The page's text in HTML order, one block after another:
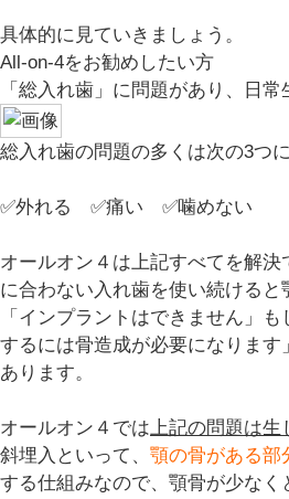
具体的に見ていきましょう。
All-on-4をお勧めしたい方
「総入れ歯」に問題があり、日
総入れ歯の問題の多くは次の3つ
✅外れる ✅痛い ✅噛めない
オールオン４は上記すべてを解決
に合わない入れ歯を使い続けると
「 インプラントはできません 」も
するには骨造成が必要になります
あります。
オールオン４では上記の問題は生
斜埋入といって、 顎の骨がある部
する仕組みなので、顎骨が少なく